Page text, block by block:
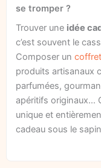
se tromper ?
Trouver une idée
c’est souvent le
Composer un
produits artisanaux
parfumées,
apéritifs originaux…
unique et
cadeau sous le